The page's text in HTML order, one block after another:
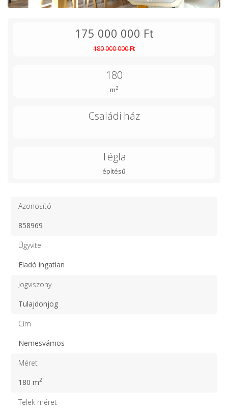
175 000 000 Ft
180 000 000 Ft
180
m2
Családi ház
Tégla
építésű
Azonosító
858969
Ügyvitel
Eladó ingatlan
Jogviszony
Tulajdonjog
Cím
Nemesvámos
Méret
180 m2
Telek méret